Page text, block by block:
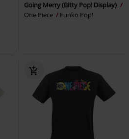
Going Merry (Bitty Pop! Display)
One Piece
Funko Pop!